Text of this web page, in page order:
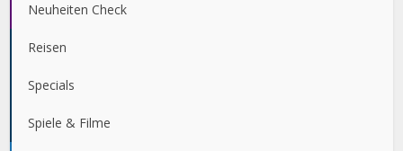
Neuheiten Check
Reisen
Specials
Spiele & Filme